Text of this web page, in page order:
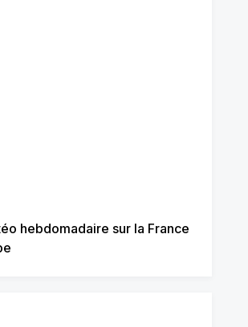
hebdomadaire sur la France